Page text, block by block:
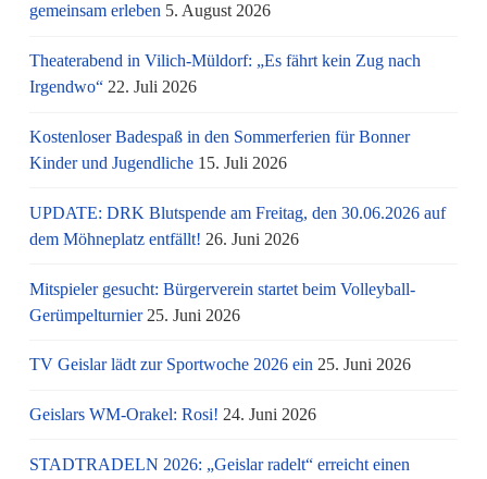
gemeinsam erleben 5. August 2026
Theaterabend in Vilich-Müldorf: „Es fährt kein Zug nach
Irgendwo“ 22. Juli 2026
Kostenloser Badespaß in den Sommerferien für Bonner
Kinder und Jugendliche 15. Juli 2026
UPDATE: DRK Blutspende am Freitag, den 30.06.2026 auf
dem Möhneplatz entfällt! 26. Juni 2026
Mitspieler gesucht: Bürgerverein startet beim Volleyball-
Gerümpelturnier 25. Juni 2026
TV Geislar lädt zur Sportwoche 2026 ein 25. Juni 2026
Geislars WM-Orakel: Rosi! 24. Juni 2026
STADTRADELN 2026: „Geislar radelt“ erreicht einen